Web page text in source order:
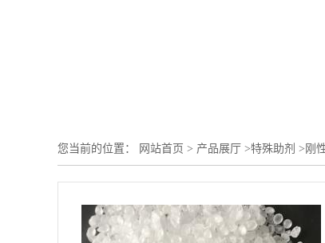
您当前的位置： 网站首页 > 产品展厅 >特殊助剂 > 刚
尖锐颗粒穿刺刮破 维持卷材整体平整成型挺度 可用于